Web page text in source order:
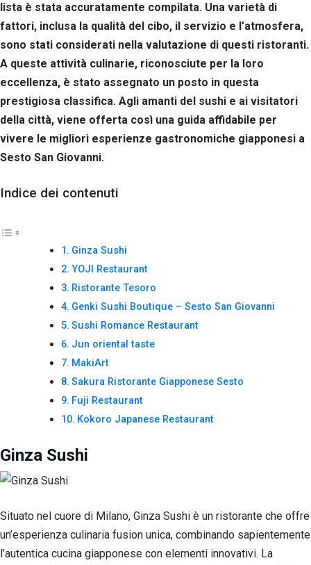
lista è stata accuratamente compilata. Una varietà di
fattori, inclusa la qualità del cibo, il servizio e l’atmosfera,
sono stati considerati nella valutazione di questi ristoranti.
A queste attività culinarie, riconosciute per la loro
eccellenza, è stato assegnato un posto in questa
prestigiosa classifica. Agli amanti del sushi e ai visitatori
della città, viene offerta così una guida affidabile per
vivere le migliori esperienze gastronomiche giapponesi a
Sesto San Giovanni.
Indice dei contenuti
Ginza Sushi
YOJI Restaurant
Ristorante Tesoro
Genki Sushi Boutique – Sesto San Giovanni
Sushi Romance Restaurant
Jun oriental taste
MakiArt
Sakura Ristorante Giapponese Sesto
Fuji Restaurant
Kokoro Japanese Restaurant
Ginza Sushi
Situato nel cuore di Milano, Ginza Sushi è un ristorante che offre
un’esperienza culinaria fusion unica, combinando sapientemente
l’autentica cucina giapponese con elementi innovativi. La
Necessari
Questi cookie
non sono